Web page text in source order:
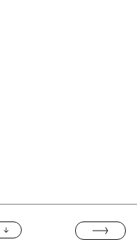
KRZYSZTOF